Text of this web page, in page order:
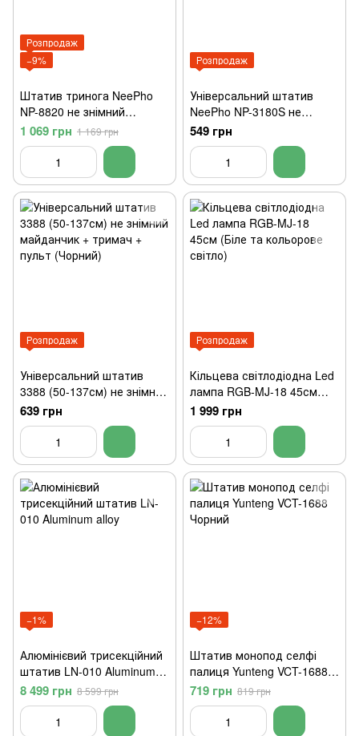
Розпродаж
−9%
Штатив тринога NeePho
NP-8820 не знімний
майданчик + тримач +
чохол (56-150см) Чорний
1 069 грн 1 169 грн
Розпродаж
Універсальний штатив
NeePho NP-3180S не
знімний майданчик +
тримач + пульт (50-136см)
Чорний
549 грн
Розпродаж
Універсальний штатив
3388 (50-137см) не знімний
майданчик + тримач +
пульт (Чорний)
639 грн
Розпродаж
Кільцева світлодіодна Led
лампа RGB-MJ-18 45см
(Біле та кольорове світло)
1 999 грн
−1%
Алюмінієвий трисекційний
штатив LN-010 Aluminum
alloy
8 499 грн 8 599 грн
−12%
Штатив монопод селфі
палиця Yunteng VCT-1688
Чорний
719 грн 819 грн